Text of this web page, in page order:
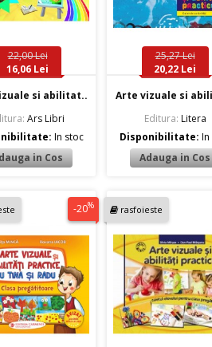
22,00 Lei
16,06 Lei
si abilitat..
Ars Libri
In stoc
25,27 Lei
20,22 Lei
Arte vizuale si
Editura: Litera
Disponibilitate: In
-20% rasfoieste